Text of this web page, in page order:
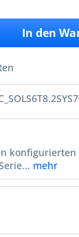
In den
konfigurierten
mehr